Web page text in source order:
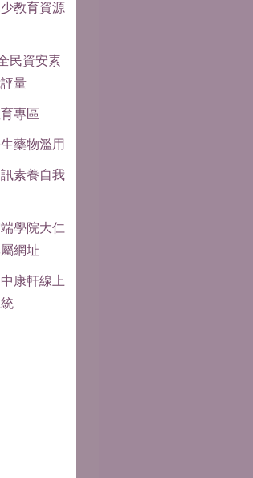
教育資源
民資安素
量
專區
藥物濫用
素養自我
學院大仁
網址
康軒線上